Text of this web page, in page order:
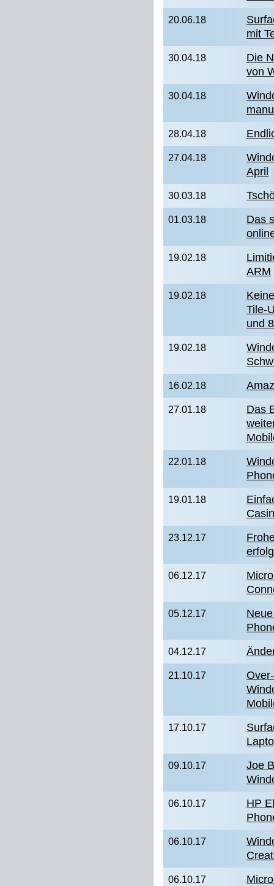
20.06.18
mit
30.04.18
Die
von
30.04.18
28.04.18
27.04.18
April
30.03.18
01.03.18
Das
19.02.18
ARM
19.02.18
Tile-
und
19.02.18
16.02.18
27.01.18
Das
22.01.18
19.01.18
23.12.17
06.12.17
05.12.17
04.12.17
21.10.17
17.10.17
09.10.17
Joe
06.10.17
HP
06.10.17
06.10.17